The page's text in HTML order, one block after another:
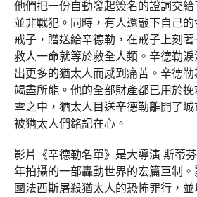
他們把一份自動發起簽名的證詞交
並非戰犯。同時，有人還敲下自己
戒子，贈送給辛德勒，在戒子上刻著
救人一命就等於救全人類。辛德勒
出更多的猶太人而感到痛苦。辛德
竭盡所能。他的全部財產都已用於
雪之中，猶太人目送辛德勒離開了
被猶太人們銘記在心。
影片《辛德勒名單》是大導演 斯蒂
年拍攝的一部轟動世界的宏篇巨制
國法西斯屠殺猶太人的恐怖罪行，